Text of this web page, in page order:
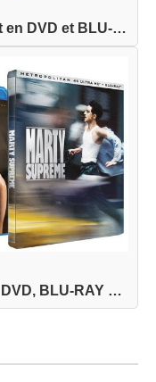
Cadavres à la Pelle actuellement en DVD et BLU-R...
Marty Supreme actuellement en DVD, BLU-RAY et BL...